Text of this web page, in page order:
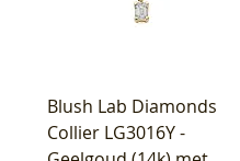
Blush Lab Diamonds
Collier LG3016Y -